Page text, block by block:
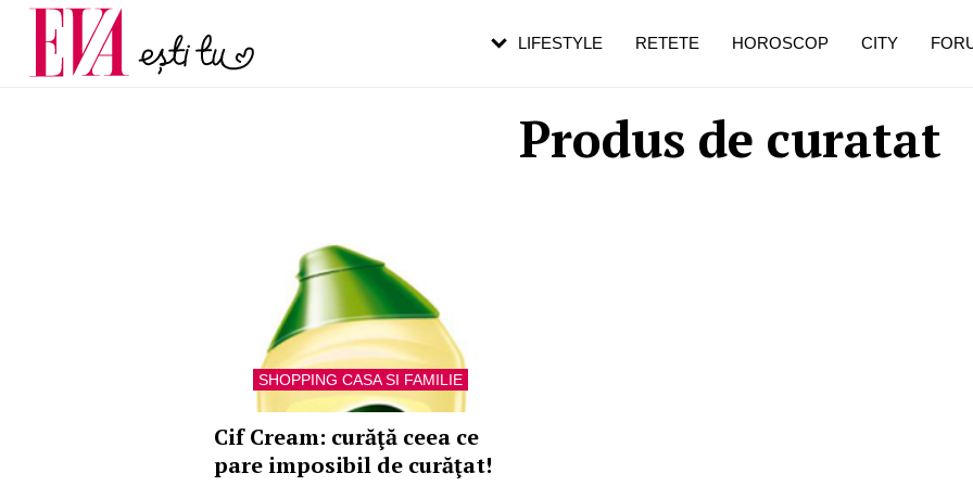
Produs de curatat
SHOPPING CASA SI FAMILIE
Cif Cream: curăţă ceea ce
pare imposibil de curăţat!
LIFESTYLE RETETE HOROSCOP CITY
Carieră
Actualitate
pe măsură ce înaintezi în vârstă
de dureroasă este investigația